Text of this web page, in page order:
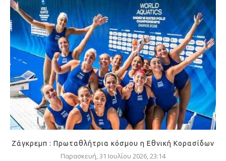
Ζάγκρεμπ : Πρωταθλήτρια κόσμου η Εθνική Κορασίδων
Παρασκευή, 31 Ιουλίου 2026, 23:14